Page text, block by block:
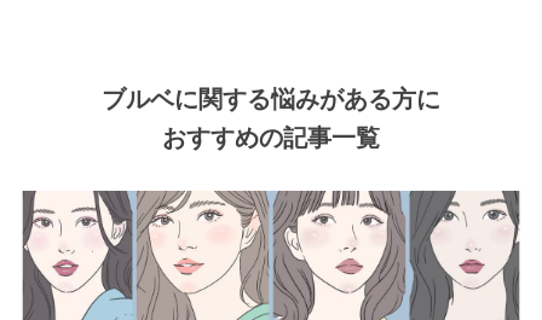
ブルベに関する悩みがある方に
おすすめの記事一覧